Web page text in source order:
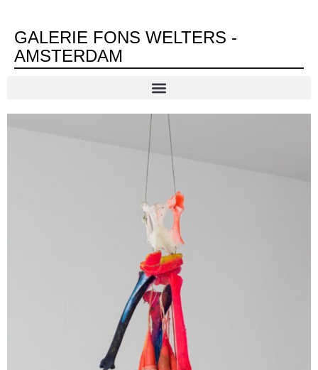
GALERIE FONS WELTERS -
AMSTERDAM